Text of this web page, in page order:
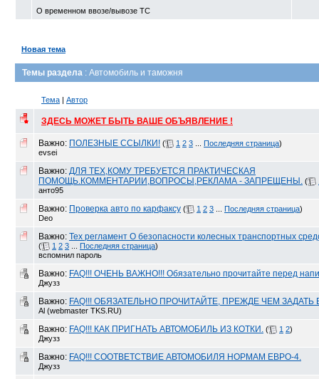
О временном ввозе/вывозе ТС
Новая тема
Темы раздела : Автомобиль и таможня
Тема | Автор
ЗДЕСЬ МОЖЕТ БЫТЬ ВАШЕ ОБЪЯВЛЕНИЕ !
Важно: ПОЛЕЗНЫЕ ССЫЛКИ! ( 1 2 3 Последняя страница)
evsei
Важно: ДЛЯ ТЕХ,КОМУ ТРЕБУЕТСЯ ПРАКТИЧЕСКАЯ
ПОМОЩЬ.КОММЕНТАРИИ,ВОПРОСЫ,РЕКЛАМА - ЗАПРЕЩЕНЫ. (
анто95
Важно: Проверка авто по карфаксу ( 1 2 3 Последняя страница)
Deo
Важно: Тех регламент О безопасности колесных транспортных
( 1 2 3 Последняя страница)
вспомнил пароль
Важно: FAQ!!! ОЧЕНЬ ВАЖНО!!! Обязательно прочитайте перед
Джузз
Важно: FAQ!!! ОБЯЗАТЕЛЬНО ПРОЧИТАЙТЕ, ПРЕЖДЕ ЧЕМ ЗАДАТЬ
Al (webmaster TKS.RU)
Важно: FAQ!!! КАК ПРИГНАТЬ АВТОМОБИЛЬ ИЗ КОТКИ. ( 1 2)
Джузз
Важно: FAQ!!! СООТВЕТСТВИЕ АВТОМОБИЛЯ НОРМАМ ЕВРО-4.
Джузз